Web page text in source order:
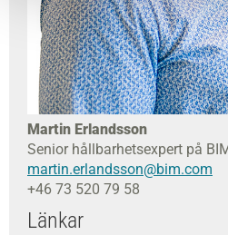
Martin Erlandsson
Senior hållbarhetsexpert på
martin.erlandsson@bim.com
+46 73 520 79 58
Länkar